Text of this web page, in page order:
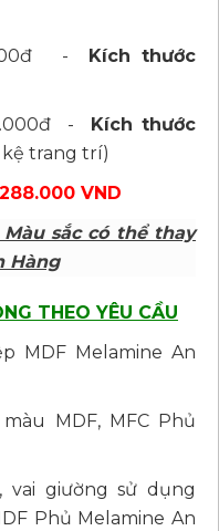
- Kích thước
- Kích thước
trang trí)
VND
sắc có thể thay
Hàng
THEO YÊU CẦU
MDF Melamine An
MDF, MFC Phủ
giường sử dụng
Phủ Melamine An